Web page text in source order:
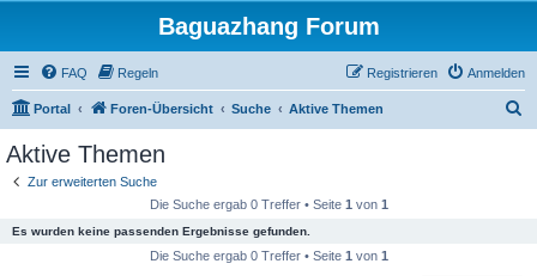
Baguazhang Forum
FAQ Regeln Anmelden
Registrieren
Portal Foren-Übersicht Suche Aktive Themen
Aktive Themen
Zur erweiterten Suche
Die Suche ergab 0 Treffer • Seite 1 von 1
Es wurden keine passenden Ergebnisse gefunden.
Die Suche ergab 0 Treffer • Seite 1 von 1